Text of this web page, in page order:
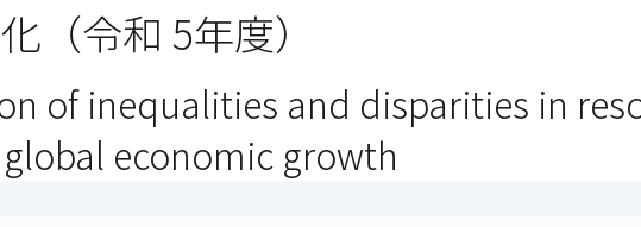
（令和 5年度）
of inequalities and disparities in
economic growth